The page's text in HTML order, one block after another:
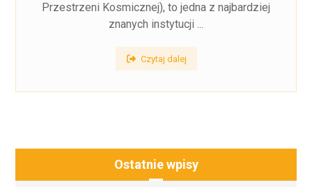
Przestrzeni Kosmicznej), to jedna z najbardziej
znanych instytucji ...
Czytaj dalej
Ostatnie wpisy